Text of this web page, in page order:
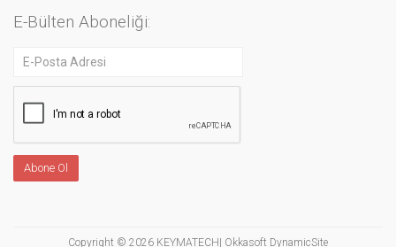
E-Bülten Aboneliği:
Copyright © 2026 KEYMATECH| Okkasoft DynamicSite